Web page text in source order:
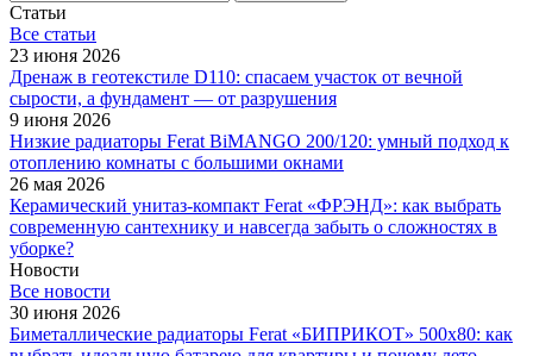
Статьи
Все cтатьи
23 июня 2026
Дренаж в геотекстиле D110: спасаем участок от вечной
сырости, а фундамент — от разрушения
9 июня 2026
Низкие радиаторы Ferat BiMANGO 200/120: умный подход к
отоплению комнаты с большими окнами
26 мая 2026
Керамический унитаз-компакт Ferat «ФРЭНД»: как выбрать
современную сантехнику и навсегда забыть о сложностях в
уборке?
Новости
Все новости
30 июня 2026
Биметаллические радиаторы Ferat «БИПРИКОТ» 500x80: как